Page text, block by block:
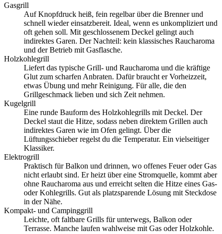
Gasgrill
Auf Knopfdruck heiß, fein regelbar über die Brenner und
schnell wieder einsatzbereit. Ideal, wenn es unkompliziert und
oft gehen soll. Mit geschlossenem Deckel gelingt auch
indirektes Garen. Der Nachteil: kein klassisches Raucharoma
und der Betrieb mit Gasflasche.
Holzkohlegrill
Liefert das typische Grill- und Raucharoma und die kräftige
Glut zum scharfen Anbraten. Dafür braucht er Vorheizzeit,
etwas Übung und mehr Reinigung. Für alle, die den
Grillgeschmack lieben und sich Zeit nehmen.
Kugelgrill
Eine runde Bauform des Holzkohlegrills mit Deckel. Der
Deckel staut die Hitze, sodass neben direktem Grillen auch
indirektes Garen wie im Ofen gelingt. Über die
Lüftungsschieber regelst du die Temperatur. Ein vielseitiger
Klassiker.
Elektrogrill
Praktisch für Balkon und drinnen, wo offenes Feuer oder Gas
nicht erlaubt sind. Er heizt über eine Stromquelle, kommt aber
ohne Raucharoma aus und erreicht selten die Hitze eines Gas-
oder Kohlegrills. Gut als platzsparende Lösung mit Steckdose
in der Nähe.
Kompakt- und Campinggrill
Leichte, oft faltbare Grills für unterwegs, Balkon oder
Terrasse. Manche laufen wahlweise mit Gas oder Holzkohle.